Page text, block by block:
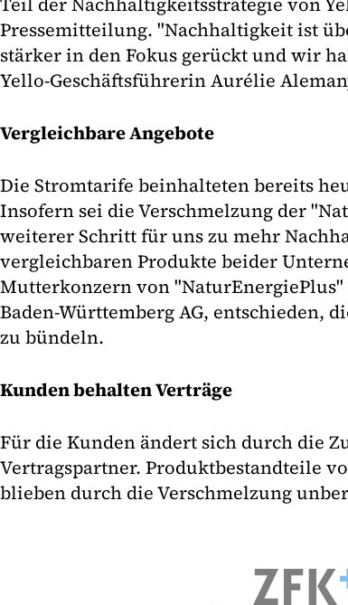
Pressemitteilung. "Nachhaltigkeit ist
stärker in den Fokus gerückt und wir
Yello-Geschäftsführerin Aurélie
Vergleichbare Angebote
Die Stromtarife beinhalteten bereits
Insofern sei die Verschmelzung der
weiterer Schritt für uns zu mehr
vergleichbaren Produkte beider
Mutterkonzern von "NaturEnergiePlus"
Baden-Württemberg AG, entschieden,
zu bündeln.
Kunden behalten Verträge
Für die Kunden ändert sich durch die
Vertragspartner. Produktbestandteile
blieben durch die Verschmelzung